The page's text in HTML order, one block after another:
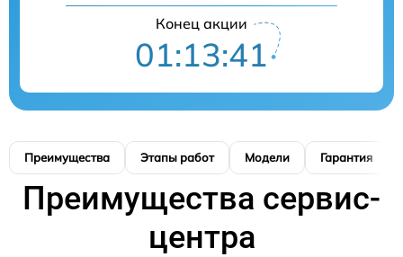
Конец акции
01:13:40
Преимущества Этапы работ Модели Гарантия
Преимущества сервис-
центра